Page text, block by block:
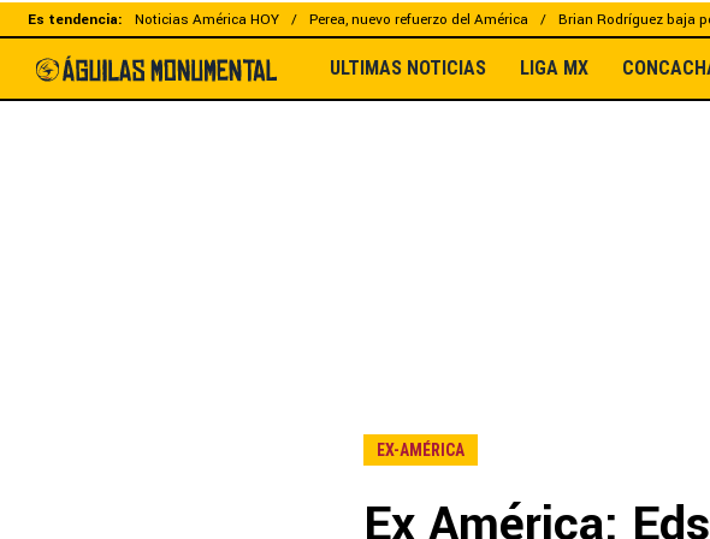
Es tendencia: Noticias América HOY Perea, nuevo refuerzo del América Brian Rodríguez baja
ULTIMAS NOTICIAS LIGA MX
EX-AMÉRICA
Ex América: